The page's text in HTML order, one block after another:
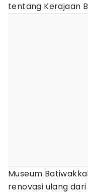
tentang Kerajaan
Museum
renovasi ulang